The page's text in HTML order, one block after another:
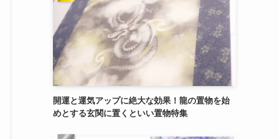
開運と運気アップに絶大な効果！龍の置物を始
めとする玄関に置くといい置物特集